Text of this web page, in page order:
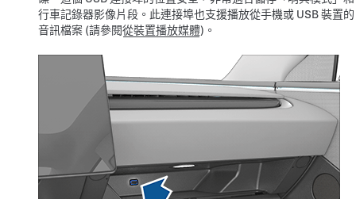
行車記錄器影像片段。此連接埠也支援播放從手機或 USB 裝置的
音訊檔案 (請參閱從裝置播放媒體)。